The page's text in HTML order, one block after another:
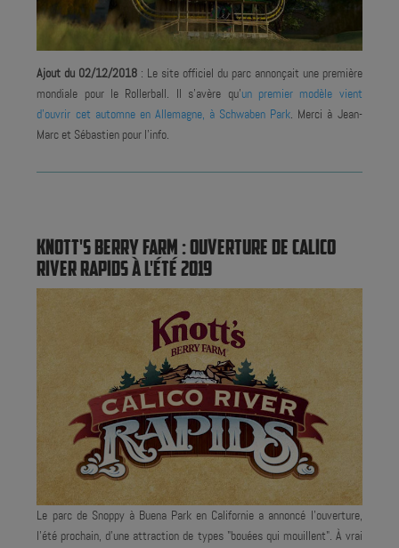
Ajout du 02/12/2018 : Le site officiel du parc annonçait une première
mondiale pour le Rollerball. Il s'avère qu'un premier modèle vient
d'ouvrir cet automneen Allemagne, à Schwaben Park. Merci à Jean-
Marc et Sébastien pour l'info.
KNOTT'S BERRY FARM : OUVERTURE DE CALICO
RIVER RAPIDS À L'ÉTÉ 2019
Le parc de Snoppy à Buena Park en Californie a annoncé l'ouverture,
l'été prochain, d'une attraction de types "bouées qui mouillent". À vrai